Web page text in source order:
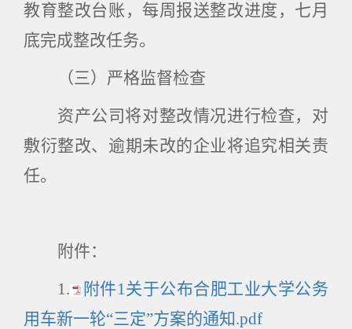
教育整改台账，每周报送整改进度，七月
底完成整改任务。
（三）严格监督检查
资产公司将对整改情况进行检查，对
敷衍整改、逾期未改的企业将追究相关责
任。
附件：
1.
附件1关于公布合肥工业大学公务
用车新一轮“三定”方案的通知.pdf